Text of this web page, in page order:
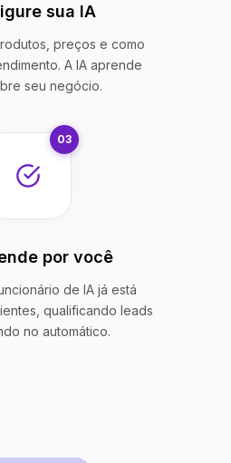
sua IA
preços e como
A IA aprende
seu negócio.
03
por você
de IA já está
qualificando leads
no automático.